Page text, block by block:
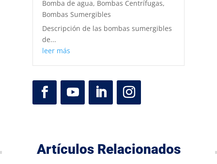
Bomba de agua, Bombas Centrífugas,
Bombas Sumergibles
Descripción de las bombas sumergibles
de...
leer más
Artículos Relacionados